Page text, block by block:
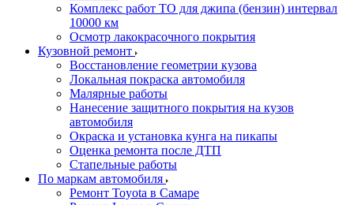
Комплекс работ ТО для джипа (бензин) интервал
10000 км
Осмотр лакокрасочного покрытия
Кузовной ремонт
Восстановление геометрии кузова
Локальная покраска автомобиля
Малярные работы
Нанесение защитного покрытия на кузов
автомобиля
Окраска и установка кунга на пикапы
Оценка ремонта после ДТП
Стапельные работы
По маркам автомобиля
Ремонт Toyota в Самаре